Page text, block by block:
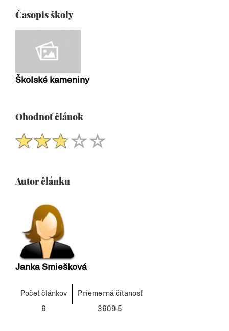
Časopis školy
Školské kameniny
Ohodnoť článok
Autor článku
Janka Smiešková
Počet článkov
Priemerná čítanosť
6
3609.5